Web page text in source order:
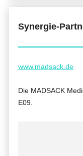
Synergie-
www.madsack.de
Die MADSACK
E09.